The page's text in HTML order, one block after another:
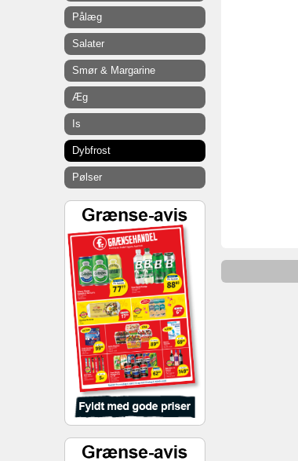
Pålæg
Salater
Smør & Margarine
Æg
Is
Dybfrost
Pølser